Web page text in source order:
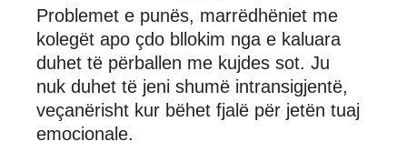
Problemet e punës, marrëdhëniet me
kolegët apo çdo bllokim nga e kaluara
duhet të përballen me kujdes sot. Ju
nuk duhet të jeni shumë intransigjentë,
veçanërisht kur bëhet fjalë për jetën tuaj
emocionale.